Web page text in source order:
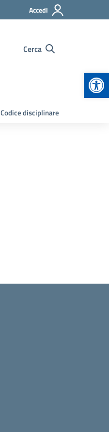
Accedi
Cerca
Codice disciplinare